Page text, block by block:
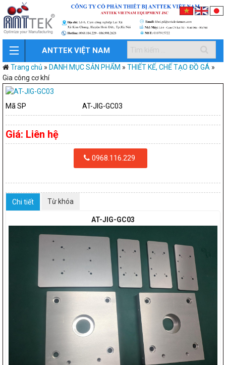
ANTTEK VIỆT NAM
Trang chủ » DANH MỤC SẢN PHẨM » THIẾT KẾ, CHẾ TẠO ĐỒ GÁ »
Gia công cơ khí
Mã SP AT-JIG-GC03
Giá: Liên hệ
0968.116.229
Chi tiết Từ khóa
AT-JIG-GC03